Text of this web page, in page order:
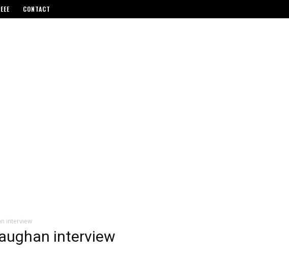
CONTACT
interview
interview